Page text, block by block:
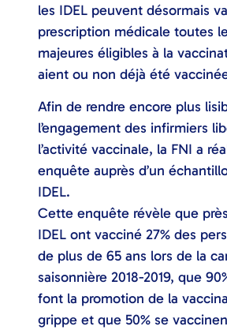
les IDEL peuvent désormais
prescription médicale toutes
majeures éligibles à la
aient ou non déjà été
Afin de rendre encore plus
l’engagement des infirmiers
l’activité vaccinale, la FNI a
enquête auprès d’un
IDEL.
Cette enquête révèle que
IDEL ont vacciné 27% des
de plus de 65 ans lors de la
saisonnière 2018-2019, que
font la promotion de la
grippe et que 50% se